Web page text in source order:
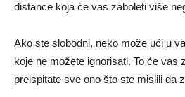
distance koja će vas zaboleti više
Ako ste slobodni, neko može ući u
koje ne možete ignorisati. To će vas
preispitate sve ono što ste mislili da